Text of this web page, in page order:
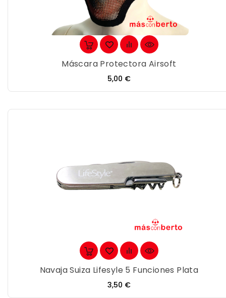
Máscara Protectora Airsoft
Precio
5,00 €
Navaja Suiza Lifesyle 5 Funciones Plata
Precio
3,50 €